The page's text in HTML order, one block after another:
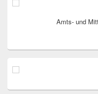
Amts- und